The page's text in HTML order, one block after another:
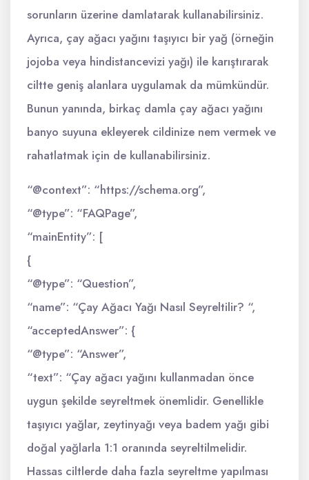
sorunların üzerine damlatarak kullanabilirsiniz.
Ayrıca, çay ağacı yağını taşıyıcı bir yağ (örneğin
jojoba veya hindistancevizi yağı) ile karıştırarak
ciltte geniş alanlara uygulamak da mümkündür.
Bunun yanında, birkaç damla çay ağacı yağını
banyo suyuna ekleyerek cildinize nem vermek ve
rahatlatmak için de kullanabilirsiniz.
“@context”: “https://schema.org”,
“@type”: “FAQPage”,
“mainEntity”: [
{
“@type”: “Question”,
“name”: “Çay Ağacı Yağı Nasıl Seyreltilir? “,
“acceptedAnswer”: {
“@type”: “Answer”,
“text”: “Çay ağacı yağını kullanmadan önce
uygun şekilde seyreltmek önemlidir. Genellikle
taşıyıcı yağlar, zeytinyağı veya badem yağı gibi
doğal yağlarla 1:1 oranında seyreltilmelidir.
Hassas ciltlerde daha fazla seyreltme yapılması